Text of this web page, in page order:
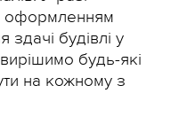
оформленням
здачі будівлі у
будь-які
на кожному з